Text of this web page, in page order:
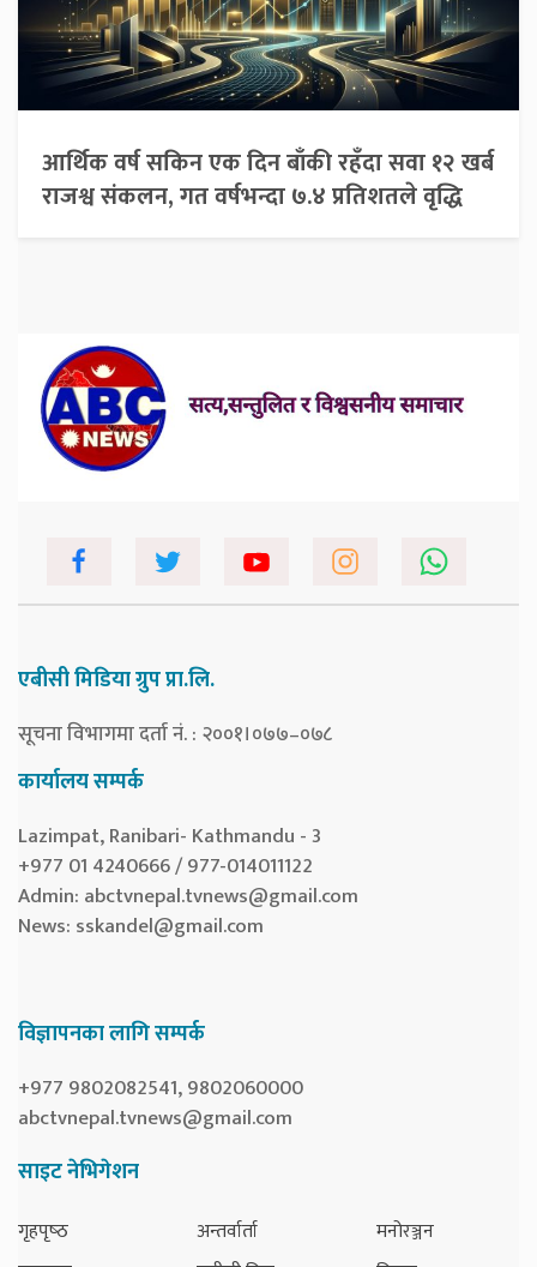
आर्थिक वर्ष सकिन एक दिन बाँकी रहँदा सवा १२ खर्ब
राजश्व संकलन, गत वर्षभन्दा ७.४ प्रतिशतले वृद्धि
एबीसी मिडिया ग्रुप प्रा.लि.
सूचना विभागमा दर्ता नं. : २००१।०७७–०७८
कार्यालय सम्पर्क
Lazimpat, Ranibari- Kathmandu - 3
+977 01 4240666 / 977-014011122
Admin: abctvnepal.tvnews@gmail.com
News: sskandel@gmail.com
विज्ञापनका लागि सम्पर्क
+977 9802082541, 9802060000
abctvnepal.tvnews@gmail.com
साइट नेभिगेशन
गृहपृष्‍ठ
अन्तर्वार्ता
मनोरञ्जन